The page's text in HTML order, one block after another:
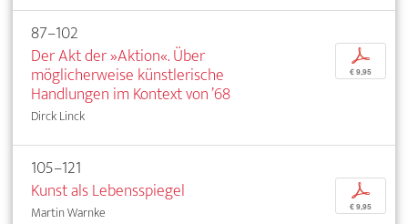
87–102
Der Akt der »Aktion«. Über
möglicherweise künstlerische
Handlungen im Kontext von ’68
Dirck Linck
p
€ 9,95
105–121
Kunst als Lebensspiegel
Martin Warnke
p
€ 9,95